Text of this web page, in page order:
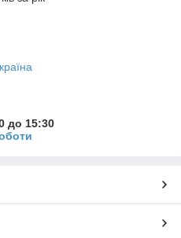
щодо продукції, яка вас
до 15:30